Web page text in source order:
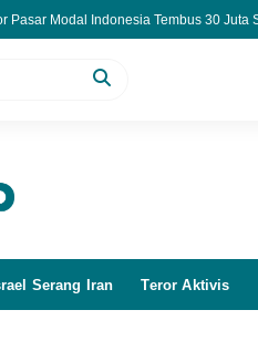
Pasar Modal Indonesia Tembus 30 Juta
Bangun AI Factory 1 GW Terbesar di
Serang Iran Teror Aktivis